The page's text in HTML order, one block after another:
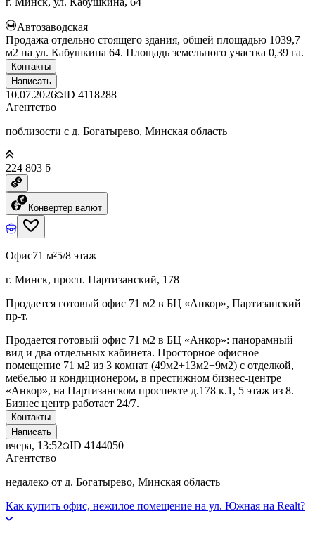
Автозаводская
Продажа отдельно стоящего здания, общей площадью 1039,7
м2 на ул. Кабушкина 64. Площадь земельного участка 0,39 га.
Контакты
Написать
10.07.2026 ID 4118288
Агентство
поблизости с д. Богатырево, Минская область
224 803 ƃ
Конвертер валют
Офис71 м²5/8 этаж
г. Минск, просп. Партизанский, 178
Продается готовый офис 71 м2 в БЦ «Анкор», Партизанский
пр-т.
Продается готовый офис 71 м2 в БЦ «Анкор»: панорамный
вид и два отдельных кабинета. Просторное офисное
помещение 71 м2 из 3 комнат (49м2+13м2+9м2) с отделкой,
мебелью и кондиционером, в престижном бизнес-центре
«Анкор», на Партизанском проспекте д.178 к.1, 5 этаж из 8.
Бизнес центр работает 24/7.
Контакты
Написать
вчера, 13:52 ID 4144050
Агентство
недалеко от д. Богатырево, Минская область
Как купить офис, нежилое помещение на ул. Южная на Realt?